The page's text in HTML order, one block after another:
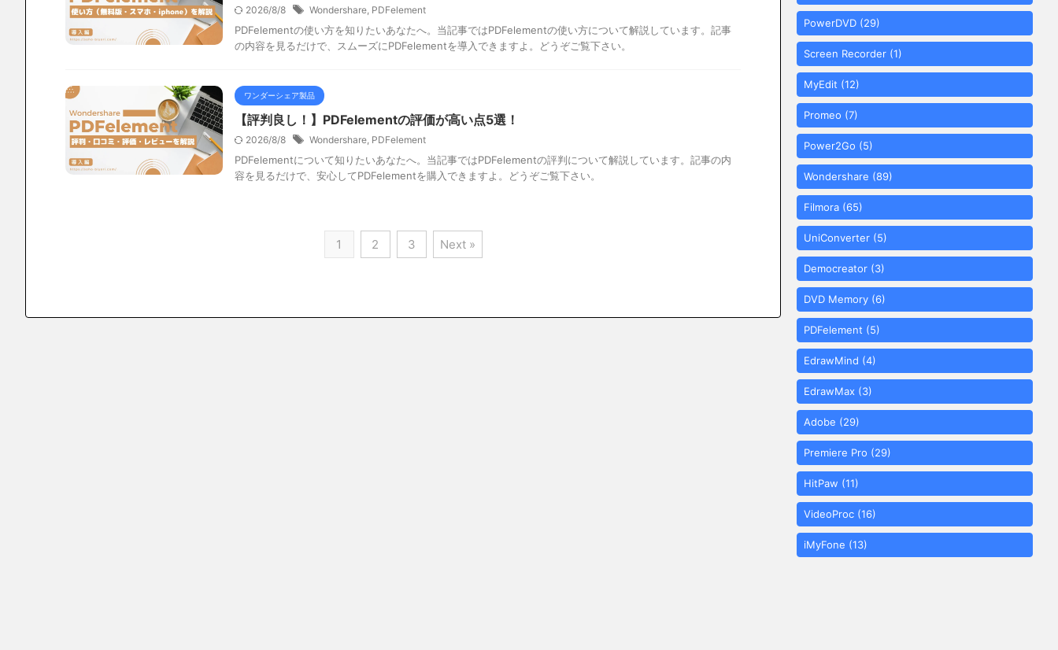
2026/8/8 Wondershare, PDFelement
PDFelementの使い方を知りたいあなたへ。当記事ではPDFelementの使い方について解説しています。記事
の内容を見るだけで、スムーズにPDFelementを導入できますよ。どうぞご覧下さい。
ワンダーシェア製品
【評判良し！】PDFelementの評価が高い点5選！
2026/8/8 Wondershare, PDFelement
PDFelementについて知りたいあなたへ。当記事ではPDFelementの評判について解説しています。記事の内
容を見るだけで、安心してPDFelementを購入できますよ。どうぞご覧下さい。
1 2 3 Next »
PowerDVD (29)
Screen Recorder (1)
MyEdit (12)
Promeo (7)
Power2Go (5)
Wondershare (89)
Filmora (65)
UniConverter (5)
Democreator (3)
DVD Memory (6)
PDFelement (5)
EdrawMind (4)
EdrawMax (3)
Adobe (29)
Premiere Pro (29)
HitPaw (11)
VideoProc (16)
iMyFone (13)